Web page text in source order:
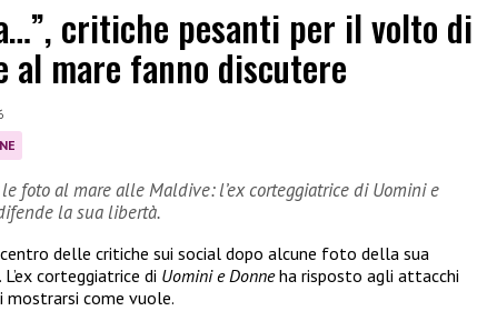
critiche pesanti per il volto di
al mare fanno discutere
foto al mare alle Maldive: l’ex corteggiatrice di Uomini e
la sua libertà.
delle critiche sui social dopo alcune foto della sua
corteggiatrice di Uomini e Donneha risposto agli attacchi
mostrarsi come vuole.